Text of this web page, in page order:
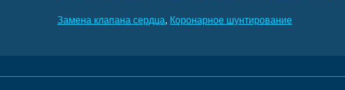
Замена клапана сердца, Коронарное шунтирование